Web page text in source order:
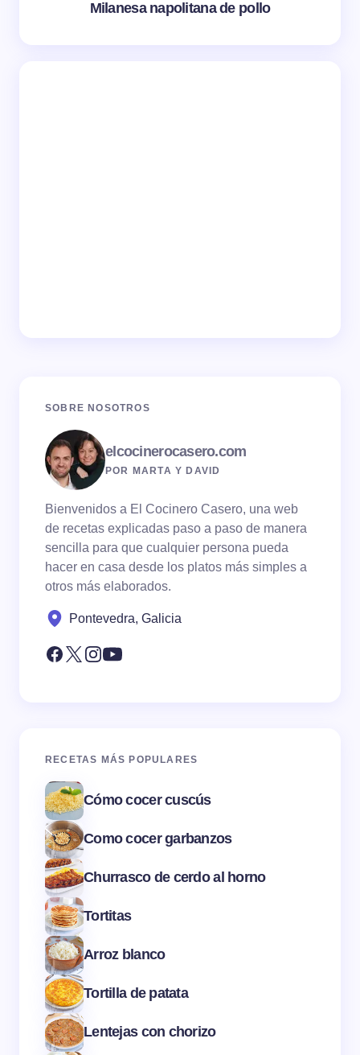
Milanesa napolitana de pollo
SOBRE NOSOTROS
elcocinerocasero.com
POR MARTA Y DAVID
Bienvenidos a El Cocinero Casero, una web
de recetas explicadas paso a paso de manera
sencilla para que cualquier persona pueda
hacer en casa desde los platos más simples a
otros más elaborados.
Pontevedra, Galicia
RECETAS MÁS POPULARES
Cómo cocer cuscús
Como cocer garbanzos
Churrasco de cerdo al horno
Tortitas
Arroz blanco
Tortilla de patata
Lentejas con chorizo